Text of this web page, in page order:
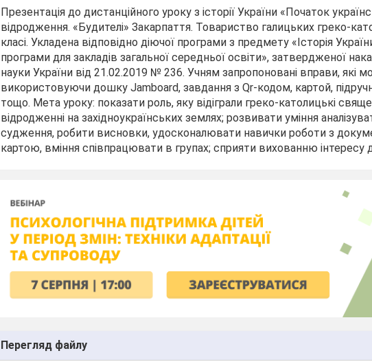
Презентація до дистанційного уроку з історії України «Початок
відродження. «Будителі» Закарпаття. Товариство галицьких греко-
класі. Укладена відповідно діючої програми з предмету «Історія
програми для закладів загальної середньої освіти», затвердженої
науки України від 21.02.2019 № 236. Учням запропоновані вправи, які
використовуючи дошку Jamboard, завдання з Qr-кодом, картой,
тощо. Мета уроку: показати роль, яку відіграли греко-католицькі
відродженні на західноукраїнських землях; розвивати уміння
судження, робити висновки, удосконалювати навички роботи з
картою, вміння співпрацювати в групах; сприяти вихованню інтересу до
Перегляд файлу